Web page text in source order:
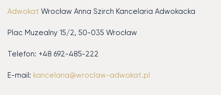
Adwokat Wrocław Anna Szirch Kancelaria Adwokacka
Plac Muzealny 15/2, 50-035 Wrocław
Telefon: +48 692-485-222
E-mail: kancelaria@wroclaw-adwokat.pl